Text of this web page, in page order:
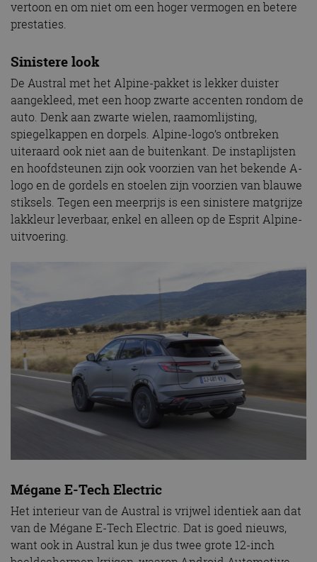
vertoon en om niet om een hoger vermogen en betere
prestaties.
Sinistere look
De Austral met het Alpine-pakket is lekker duister
aangekleed, met een hoop zwarte accenten rondom de
auto. Denk aan zwarte wielen, raamomlijsting,
spiegelkappen en dorpels. Alpine-logo’s ontbreken
uiteraard ook niet aan de buitenkant. De instaplijsten
en hoofdsteunen zijn ook voorzien van het bekende A-
logo en de gordels en stoelen zijn voorzien van blauwe
stiksels. Tegen een meerprijs is een sinistere matgrijze
lakkleur leverbaar, enkel en alleen op de Esprit Alpine-
uitvoering.
Mégane E-Tech Electric
Het interieur van de Austral is vrijwel identiek aan dat
van de Mégane E-Tech Electric. Dat is goed nieuws,
want ook in Austral kun je dus twee grote 12-inch